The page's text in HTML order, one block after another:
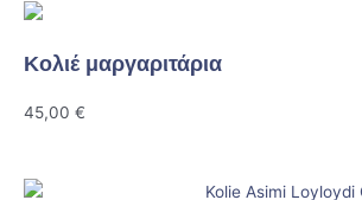
Κολιέ μαργαριτάρια
45,00 €